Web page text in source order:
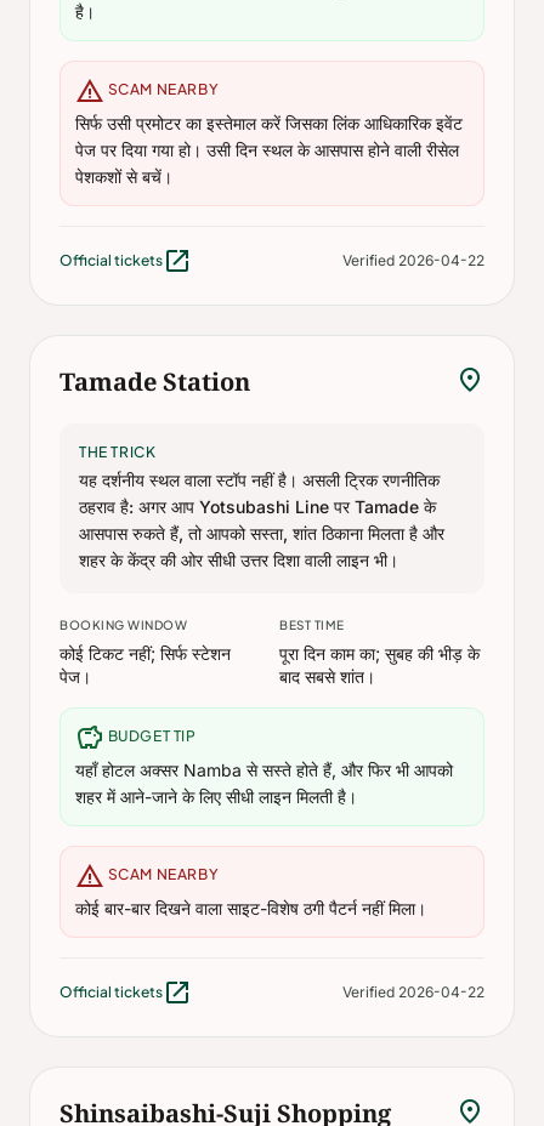
है।
warning SCAM NEARBY
सिर्फ उसी प्रमोटर का इस्तेमाल करें जिसका लिंक आधिकारिक इवेंट
पेज पर दिया गया हो। उसी दिन स्थल के आसपास होने वाली रीसेल
पेशकशों से बचें।
Official tickets open_in_new Verified 2026-04-22
Tamade Station location_on
THE TRICK
यह दर्शनीय स्थल वाला स्टॉप नहीं है। असली ट्रिक रणनीतिक
ठहराव है: अगर आप Yotsubashi Line पर Tamade के
आसपास रुकते हैं, तो आपको सस्ता, शांत ठिकाना मिलता है और
शहर के केंद्र की ओर सीधी उत्तर दिशा वाली लाइन भी।
BOOKING WINDOW
कोई टिकट नहीं; सिर्फ स्टेशन
पेज।
BEST TIME
पूरा दिन काम का; सुबह की भीड़ के
बाद सबसे शांत।
savings BUDGET TIP
यहाँ होटल अक्सर Namba से सस्ते होते हैं, और फिर भी आपको
शहर में आने-जाने के लिए सीधी लाइन मिलती है।
warning SCAM NEARBY
कोई बार-बार दिखने वाला साइट-विशेष ठगी पैटर्न नहीं मिला।
Official tickets open_in_new Verified 2026-04-22
Shinsaibashi-Suji Shopping
location_on